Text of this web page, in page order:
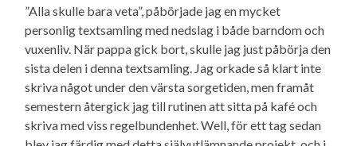
”Alla skulle bara veta”, påbörjade jag en mycket
personlig textsamling med nedslag i både barndom och
vuxenliv. När pappa gick bort, skulle jag just påbörja den
sista delen i denna textsamling. Jag orkade så klart inte
skriva något under den värsta sorgetiden, men framåt
semestern återgick jag till rutinen att sitta på kafé och
skriva med viss regelbundenhet. Well, för ett tag sedan